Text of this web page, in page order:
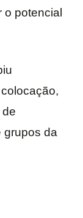
o potencial
grupos da